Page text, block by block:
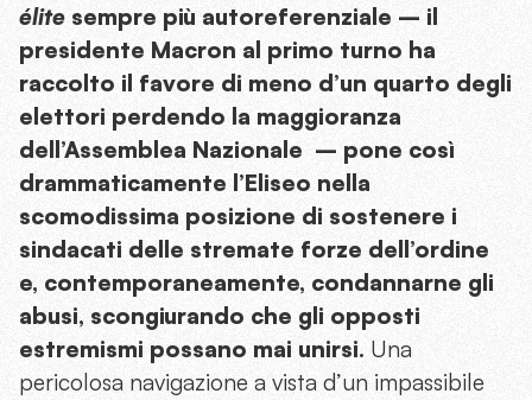
élite sempre più autoreferenziale – il
presidente Macron al primo turno ha
raccolto il favore di meno d’un quarto degli
elettori perdendo la maggioranza
dell’Assemblea Nazionale – pone così
drammaticamente l’Eliseo nella
scomodissima posizione di sostenere i
sindacati delle stremate forze dell’ordine
e, contemporaneamente, condannarne gli
abusi, scongiurando che gli opposti
estremismi possano mai unirsi. Una
pericolosa navigazione a vista d’un impassibile